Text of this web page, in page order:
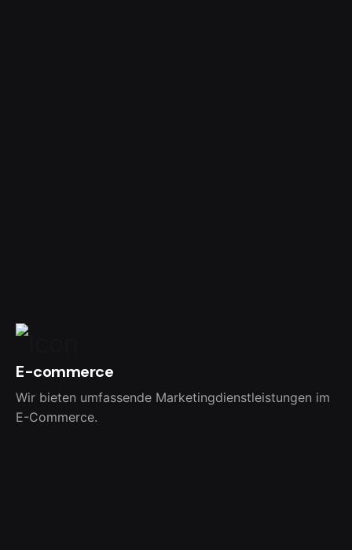
E-commerce
Wir bieten umfassende Marketingdienstleistungen im
E-Commerce.